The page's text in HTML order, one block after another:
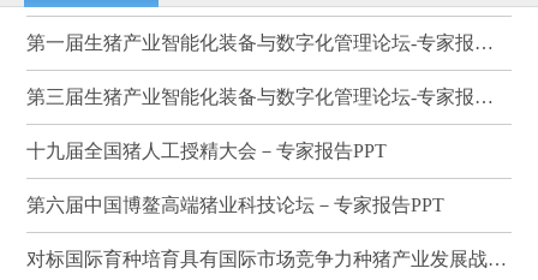
第一届生猪产业智能化装备与数字化管理论坛-专家报告PPT
第三届生猪产业智能化装备与数字化管理论坛-专家报告PPT
十九届全国猪人工授精大会－专家报告PPT
第六届中国博鳌高端猪业科技论坛－专家报告PPT
对标国际育种培育具有国际市场竞争力种猪产业发展战略研讨会－专家报告PPT